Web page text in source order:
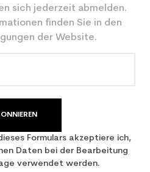
3.9
sich jederzeit abmelden.
finden Sie in den
der Website.
Formulars akzeptiere ich,
Daten bei der Bearbeitung
verwendet werden.